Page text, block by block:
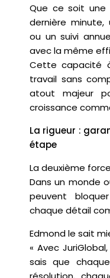
Que ce soit une
dernière minute,
ou un suivi
avec la même
Cette capacité
travail sans
atout majeur
croissance
La rigueur :
étape
La deuxième
Dans un monde
peuvent
chaque détail
Edmond le sait
« Avec
sais que